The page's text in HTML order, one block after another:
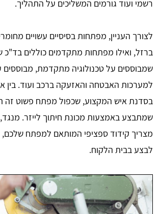
רשמי ועוד גורמים המשליכים על התהליך.
לצורך העניין, מפתחות בסיסיים עשויים
ברזל, ואילו מפתחות מתקדמים כוללים בד"כ
שמבוססים על טכנולוגיה מתקדמת, מבוססים
למערכות האבטחה והאזעקה ברכב ועוד. בין
בסדנת איש המקצוע, שכפול מפתח פשוט זה
שמתבצע באמצעות מכונת חיתוך לייזר.
מצריך קידוד ספציפי המותאם למפתח שלכם,
לבצע בבית הלקוח.